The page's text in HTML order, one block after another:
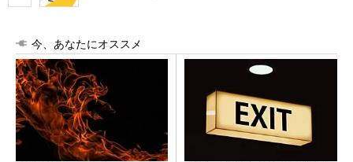
今、あなたにオススメ